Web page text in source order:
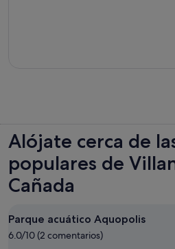
Alójate cerca de
populares de
Cañada
Parque acuático Aquopolis
6.0/10 (2 comentarios)